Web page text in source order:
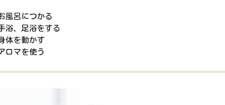
風呂につかる
浴、足浴をする
体を動かす
ロマを使う